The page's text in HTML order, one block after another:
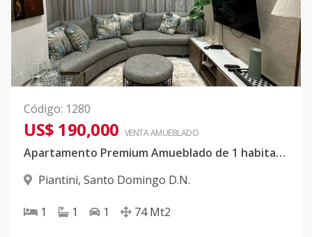
Código: 1280
US$ 190,000 VENTA AMUEBLADO
Apartamento Premium Amueblado de 1 habitación en Piantini
Piantini, Santo Domingo D.N.
1 1 1 74 Mt2